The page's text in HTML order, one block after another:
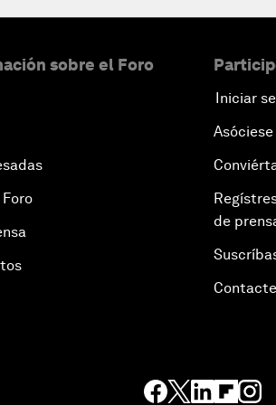
sobre el Foro
Iniciar
de